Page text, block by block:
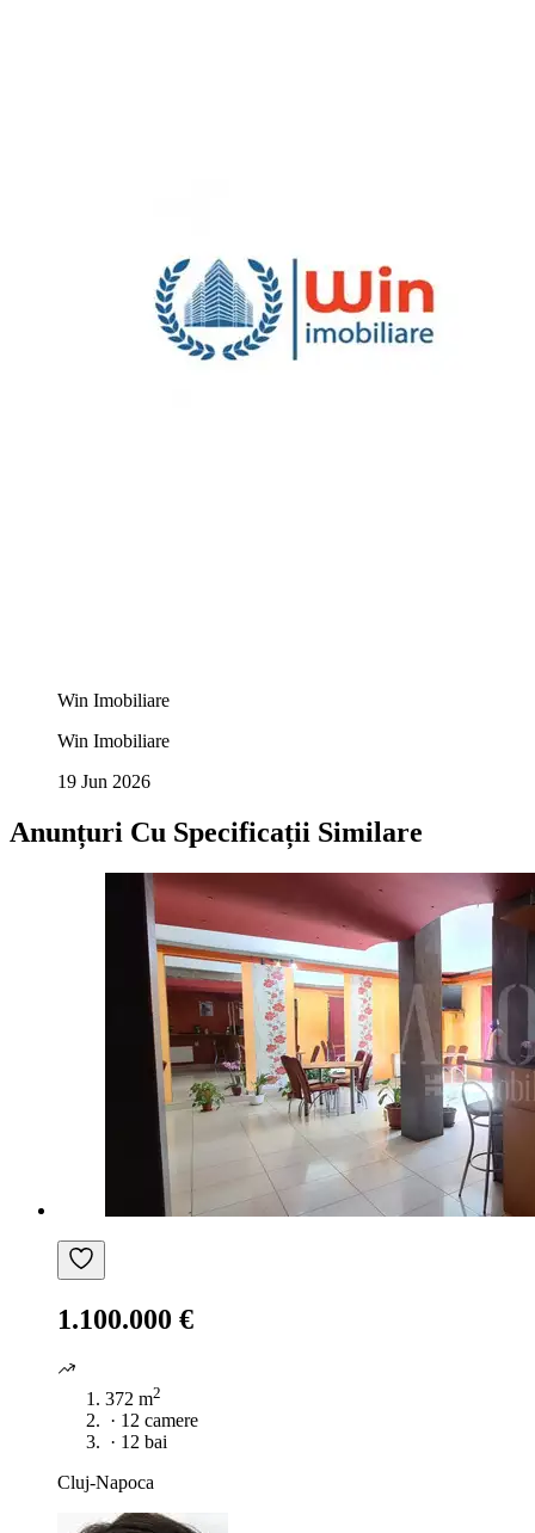
Win Imobiliare
Win Imobiliare
19 Jun 2026
Anunțuri Cu Specificații Similare
1.100.000 €
372 m2
· 12 camere
· 12 bai
Cluj-Napoca